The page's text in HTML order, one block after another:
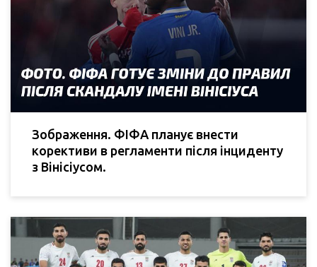
Зображення. ФІФА планує внести
корективи в регламенти після інциденту
з Вінісіусом.